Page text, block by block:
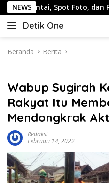
Langsung
ke
konten
NEWS
Foto, dan Rekomendasi
Detik One
Tajam
Fakta
Beranda Berita
Wabup Sugirah
Rakyat Itu
Mendongkrak
Redaksi
Februari 14, 2022